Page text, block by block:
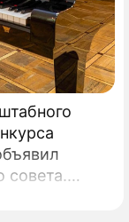
совета.
изучения